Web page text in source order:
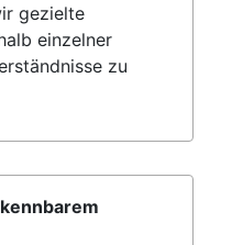
gezielte
einzelner
zu